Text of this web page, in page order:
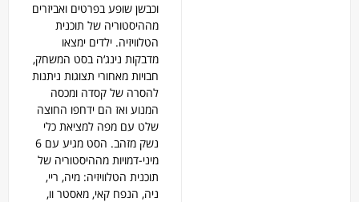
וכבשן שופע בפרטים ואביזרים
מההיסטוריה של תוכנית
הטלוויזיה. ילדים ימצאו
מדבקות נינג‘ה בסט המשחק,
חבויות מאחורי תצוגות ניתנות
להסרה של קסדה ומכסה
המנוע ואז הם ידחפו החוצה
שלט עם מפה למציאת כלי
נשק מזהב. הסט מגיע עם 6
מיני-דמויות מההיסטוריה של
תוכנית הטלוויזיה: מיה, ריי,
ניה, הנפח קאי, מאסטר וו,